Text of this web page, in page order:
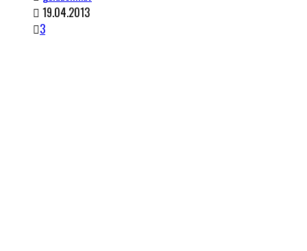
19.04.2013
3